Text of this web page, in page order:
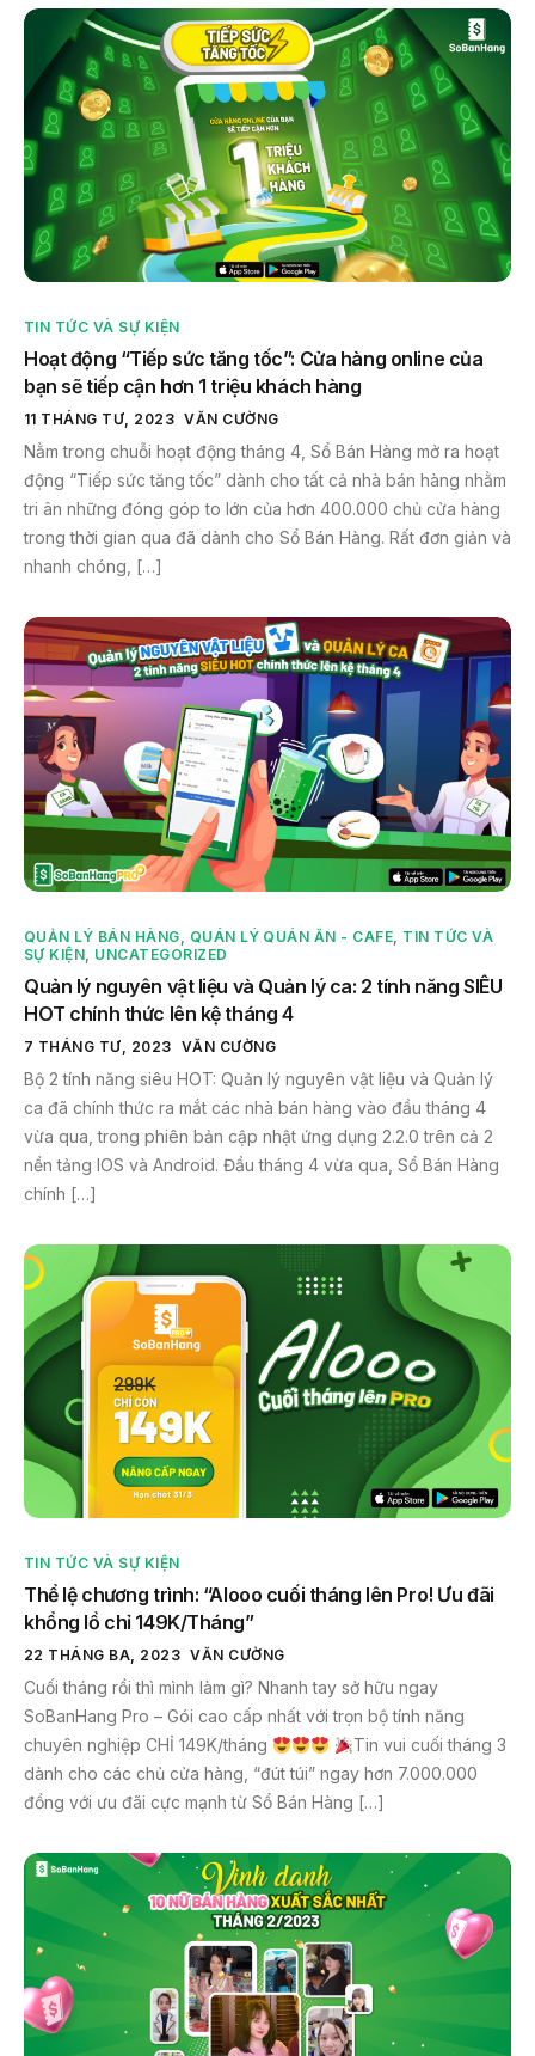
TIN TỨC VÀ SỰ KIỆN
Hoạt động “Tiếp sức tăng tốc”: Cửa hàng online của
bạn sẽ tiếp cận hơn 1 triệu khách hàng
11 THÁNG TƯ, 2023 VĂN CƯỜNG
Nằm trong chuỗi hoạt động tháng 4, Sổ Bán Hàng mở ra hoạt
động “Tiếp sức tăng tốc” dành cho tất cả nhà bán hàng nhằm
tri ân những đóng góp to lớn của hơn 400.000 chủ cửa hàng
trong thời gian qua đã dành cho Sổ Bán Hàng. Rất đơn giản và
nhanh chóng, […]
QUẢN LÝ BÁN HÀNG QUÁN LÝ QUÁN ĂN - CAFE TIN TỨC VÀ
SỰ KIỆN UNCATEGORIZED
Quản lý nguyên vật liệu và Quản lý ca: 2 tính năng SIÊU
HOT chính thức lên kệ tháng 4
7 THÁNG TƯ, 2023 VĂN CƯỜNG
Bộ 2 tính năng siêu HOT: Quản lý nguyên vật liệu và Quản lý
ca đã chính thức ra mắt các nhà bán hàng vào đầu tháng 4
vừa qua, trong phiên bản cập nhật ứng dụng 2.2.0 trên cả 2
nền tảng IOS và Android. Đầu tháng 4 vừa qua, Sổ Bán Hàng
chính […]
TIN TỨC VÀ SỰ KIỆN
Thể lệ chương trình: “Alooo cuối tháng lên Pro! Ưu đãi
khổng lồ chỉ 149K/Tháng”
22 THÁNG BA, 2023 VĂN CƯỜNG
Cuối tháng rồi thì mình làm gì? Nhanh tay sở hữu ngay
SoBanHang Pro – Gói cao cấp nhất với trọn bộ tính năng
chuyên nghiệp CHỈ 149K/tháng
Tin vui cuối tháng 3
dành cho các chủ cửa hàng, “đút túi” ngay hơn 7.000.000
đồng với ưu đãi cực mạnh từ Sổ Bán Hàng […]